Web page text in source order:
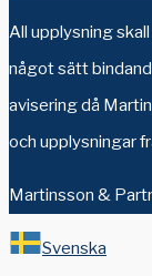
All upplysning
något sätt
avisering då
och upplysningar
Martinsson &
Svenska